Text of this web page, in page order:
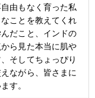
由もなく育った私
ことを教えてくれ
だこと、インドの
ら見た本当に肌や
そしてちょっぴり
ながら、皆さまに
す。